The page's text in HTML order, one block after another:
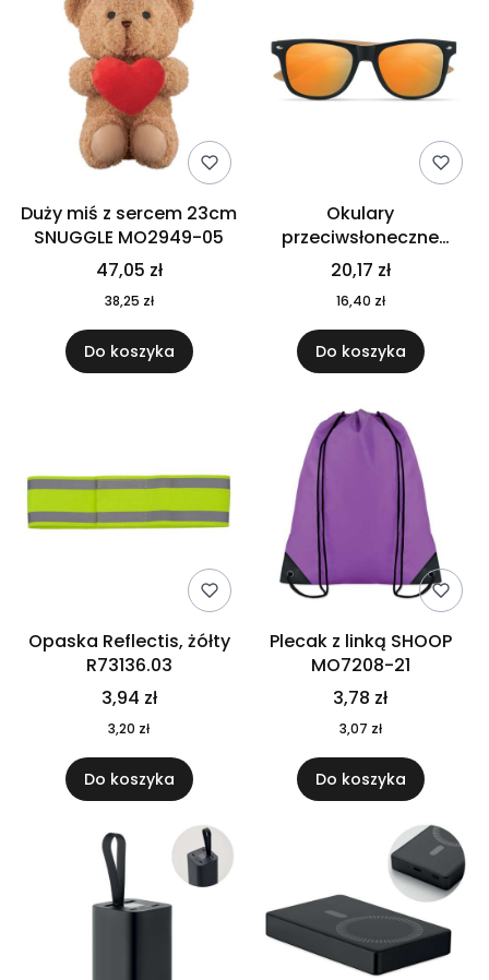
Duży miś z sercem 23cm
SNUGGLE MO2949-05
47,05 zł
38,25 zł
Do koszyka
Okulary
przeciwsłoneczne
CALIFORNIA TOUCH
MO9617-10
20,17 zł
16,40 zł
Do koszyka
Opaska Reflectis, żółty
R73136.03
3,94 zł
3,20 zł
Do koszyka
Plecak z linką SHOOP
MO7208-21
3,78 zł
3,07 zł
Do koszyka